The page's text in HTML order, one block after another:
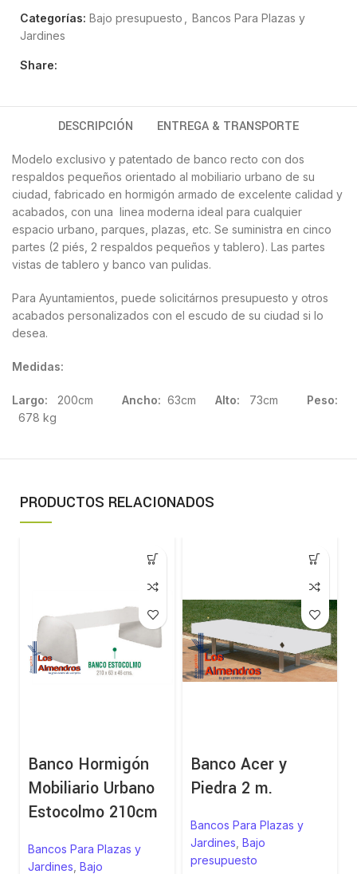
Categorías: Bajo presupuesto
Bancos Para Plazas y
Jardines
Share:
DESCRIPCIÓN ENTREGA & TRANSPORTE
Modelo exclusivo y patentado de banco recto con dos
respaldos pequeños orientado al mobiliario urbano de su
ciudad, fabricado en hormigón armado de excelente calidad y
acabados, con una linea moderna ideal para cualquier
espacio urbano, parques, plazas, etc. Se suministra en cinco
partes (2 piés, 2 respaldos pequeños y tablero). Las partes
vistas de tablero y banco van pulidas.
Para Ayuntamientos, puede solicitárnos presupuesto y otros
acabados personalizados con el escudo de su ciudad si lo
desea.
Medidas:
Largo: 200cmAncho: 63cm Alto: 73cm
Peso:
678 kg
PRODUCTOS RELACIONADOS
Banco Hormigón
Mobiliario Urbano
Estocolmo 210cm
Bancos Para Plazas y
Jardines ,Bajo
Banco Acer y
Piedra 2 m.
Bancos Para Plazas y
Jardines Bajo
presupuesto